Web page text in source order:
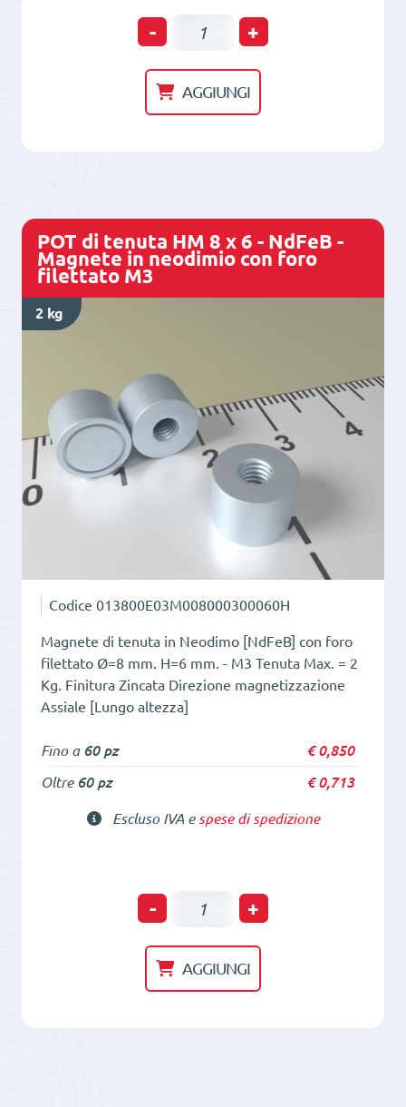
-
POT
tenuta
HM
-
Magnete
M4
h
13
quantità
+
AGGIUNGI
POT di tenuta HM 8 x 6 - NdFeB -
Magnete in neodimio con foro
filettato M3
2 kg
Codice 013800E03M008000300060H
Magnete di tenuta in Neodimo [NdFeB] con foro
filettato Ø=8 mm. H=6 mm. - M3 Tenuta Max. = 2
Kg. Finitura Zincata Direzione magnetizzazione
Assiale [Lungo altezza]
Fino a 60 pz €0,850
Oltre 60 pz €0,713
Escluso IVA e spese di spedizione
-
POT
tenuta
HM
+
AGGIUNGI